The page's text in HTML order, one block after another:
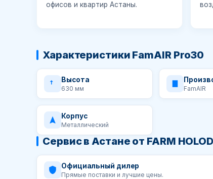
офисов и квартир Астаны.
Характеристики FamAIR Pro30
Высота
630 мм FamAIR
Корпус
Металлический
Сервис в Астане от FARM
Официальный дилер
Прямые поставки и лучшие цены.